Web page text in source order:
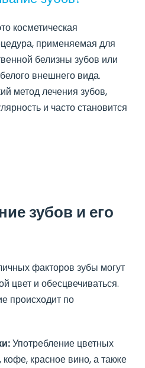
косметическая
применяемая для
белизны зубов или
внешнего вида.
метод лечения зубов,
и часто становится
зубов и его
факторов зубы могут
цвет и обесцвечиваться.
происходит по
Употребление цветных
кофе, красное вино, а также